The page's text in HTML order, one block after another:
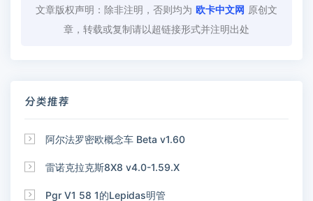
文章版权声明：除非注明，否则均为 欧卡中文网 原创文
章，转载或复制请以超链接形式并注明出处
分类推荐
 阿尔法罗密欧概念车 Beta v1.60
 雷诺克拉克斯8X8 v4.0-1.59.X
 Pgr V1 58 1的Lepidas明管